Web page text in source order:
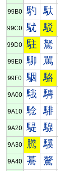
99B0 馰 馱
99C0 駀 駁
99D0 駐 駑
99E0 駠 駡
99F0 駰 駱
9A00 騀 騁
9A10 騐 騑
9A20 騠 騡
9A30 騰 騱
9A40 驀 驁